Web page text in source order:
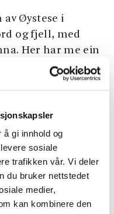
gi innhold og
sosiale
trafikken vår. Vi deler
du bruker nettstedet
medier,
kan kombinere den
Øystese i
og fjell, med
Her har me ein
døra – både
me er v...